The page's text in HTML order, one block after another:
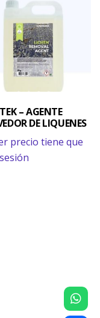
– AGENTE
DE LIQUENES
precio tiene que